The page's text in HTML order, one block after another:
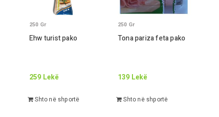
Ehw turist pako
250 Gr
259 Lekë
Shto në shportë
Tona pariza feta pako
250 Gr
139 Lekë
Shto në shportë